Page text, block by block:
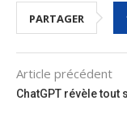
PARTAGER
Article précédent
ChatGPT révèle